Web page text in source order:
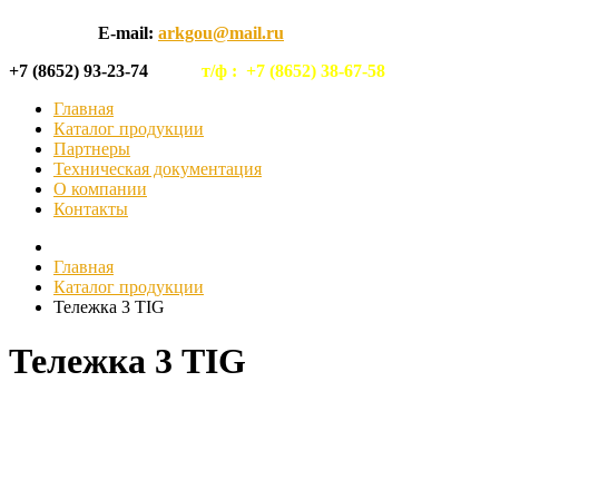
E-mail: arkgou@mail.ru
+7 (8652) 93-23-74 т/ф : +7 (8652) 38-67-58
Главная
Каталог продукции
Партнеры
Техническая документация
О компании
Контакты
Главная
Каталог продукции
Тележка 3 TIG
Тележка 3 TIG